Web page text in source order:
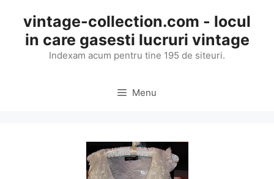
content
vintage-collection.com - locul
in care gasesti lucruri vintage
Indexam acum pentru tine 195 de siteuri.
Menu